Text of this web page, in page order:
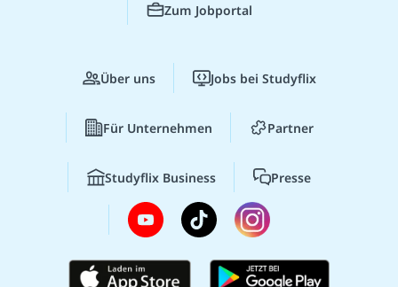
Zum Jobportal
Über uns Jobs bei Studyflix
Für Unternehmen Partner
Studyflix Business Presse